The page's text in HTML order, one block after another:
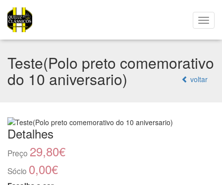
Teste(Polo preto comemorativo
do 10 aniversario) voltar
Detalhes
Preço 29,80€
Sócio 0,00€